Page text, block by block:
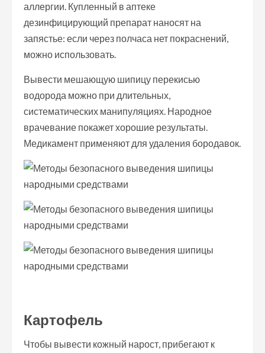
аллергии. Купленный в аптеке
дезинфицирующий препарат наносят на
запястье: если через полчаса нет покраснений,
можно использовать.
Вывести мешающую шипицу перекисью
водорода можно при длительных,
систематических манипуляциях. Народное
врачевание покажет хорошие результаты.
Медикамент применяют для удаления бородавок.
Картофель
Чтобы вывести кожный нарост, прибегают к